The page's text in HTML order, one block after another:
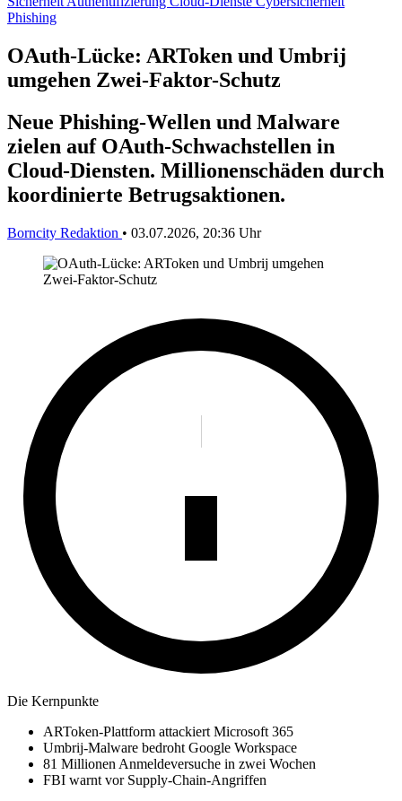
Phishing
OAuth-Lücke: ARToken und Umbrij
umgehen Zwei-Faktor-Schutz
Neue Phishing-Wellen und Malware
zielen auf OAuth-Schwachstellen in
Cloud-Diensten. Millionenschäden durch
koordinierte Betrugsaktionen.
Borncity Redaktion • 03.07.2026, 20:36 Uhr
Die Kernpunkte
ARToken-Plattform attackiert Microsoft 365
Umbrij-Malware bedroht Google Workspace
81 Millionen Anmeldeversuche in zwei Wochen
FBI warnt vor Supply-Chain-Angriffen